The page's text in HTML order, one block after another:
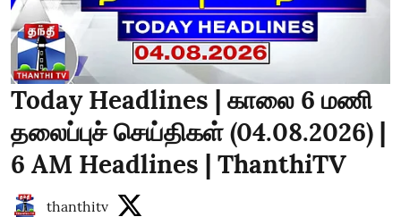
Today Headlines | காலை 6 மணி
தலைப்புச் செய்திகள் (04.08.2026) |
6 AM Headlines | ThanthiTV
thanthitv